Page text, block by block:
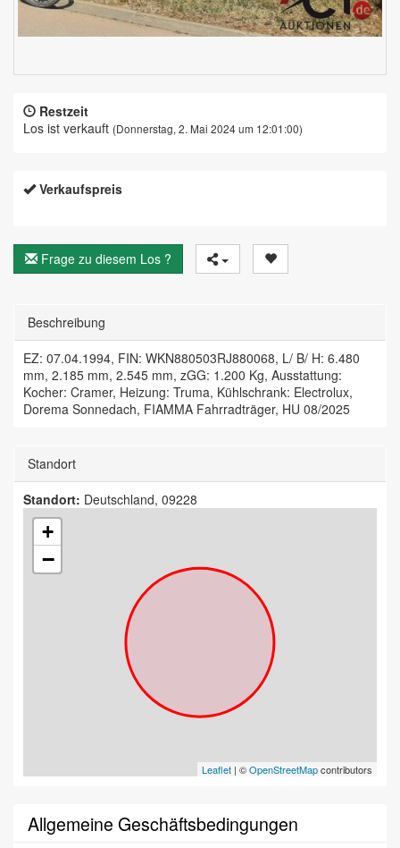
Restzeit
Los ist verkauft (Donnerstag, 2. Mai 2024 um 12:01:00)
Verkaufspreis
Frage zu diesem Los ?
Beschreibung
EZ: 07.04.1994, FIN: WKN880503RJ880068, L/ B/ H: 6.480
mm, 2.185 mm, 2.545 mm, zGG: 1.200 Kg, Ausstattung:
Kocher: Cramer, Heizung: Truma, Kühlschrank: Electrolux,
Dorema Sonnedach, FIAMMA Fahrradträger, HU 08/2025
Standort
Standort: Deutschland, 09228
+
−
Leaflet | ©OpenStreetMapcontributors
Allgemeine Geschäftsbedingungen